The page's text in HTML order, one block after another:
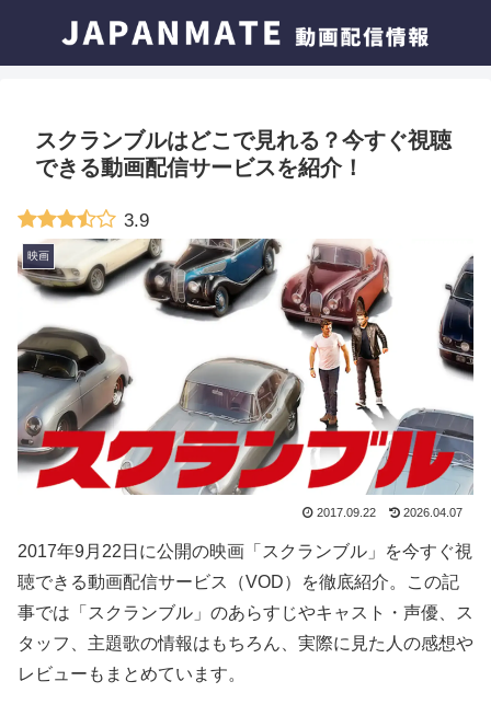
スクランブルはどこで見れる？今すぐ視聴
できる動画配信サービスを紹介！
3.9
映画
2017.09.22 2026.04.07
2017年9月22日に公開の映画「スクランブル」を今すぐ視
聴できる動画配信サービス（VOD）を徹底紹介。この記
事では「スクランブル」のあらすじやキャスト・声優、ス
タッフ、主題歌の情報はもちろん、実際に見た人の感想や
レビューもまとめています。